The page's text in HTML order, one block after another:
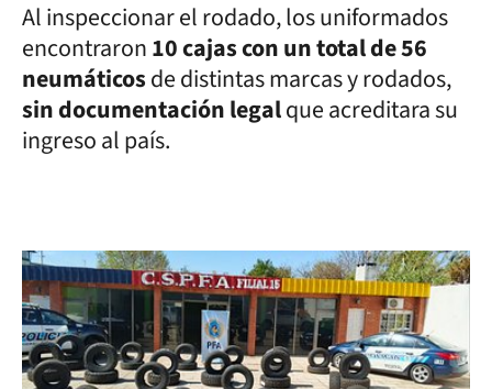
Al inspeccionar el rodado, los uniformados
encontraron10 cajas con un total de 56
neumáticosde distintas marcas y rodados,
sin documentación legalque acreditara su
ingreso al país.